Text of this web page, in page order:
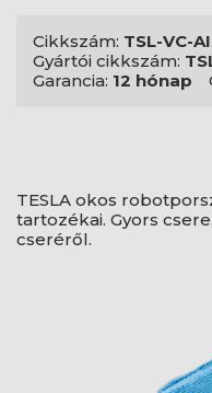
Cikkszám: TSL-VC-
Gyártói cikkszám:
Garancia: 12 hónap
TESLA okos
tartozékai. Gyors
cseréről.